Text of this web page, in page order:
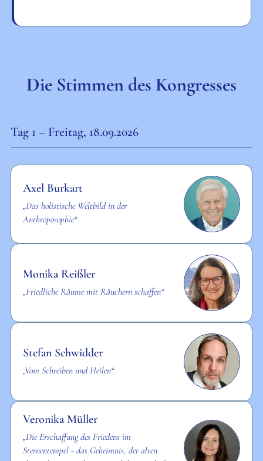
Die Stimmen des Kongresses
Tag 1 – Freitag, 18.09.2026
Axel Burkart
„Das holistische Weltbild in der
Anthroposophie“
Monika Reißler
„Friedliche Räume mit Räuchern schaffen“
Stefan Schwidder
„Vom Schreiben und Heilen“
Veronika Müller
„Die Erschaffung des Friedens im
Sternentempel - das Geheimnis, der alten